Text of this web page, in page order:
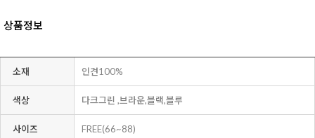
상품정보
소재 인견100%
색상 다크그린 ,브라운,블랙,블루
사이즈 FREE(66~88)